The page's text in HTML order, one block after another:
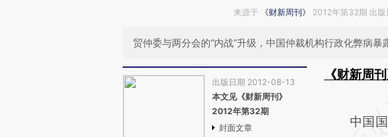
来源于 《财新周刊》 2012年第32期 出
贸仲委与两分会的“内战”升级，中国仲裁机构行政化弊病暴
出版日期 2012-08-13
本文见《财新周刊》
2012年第32期
封面文章
《财新周刊
AI
中国国